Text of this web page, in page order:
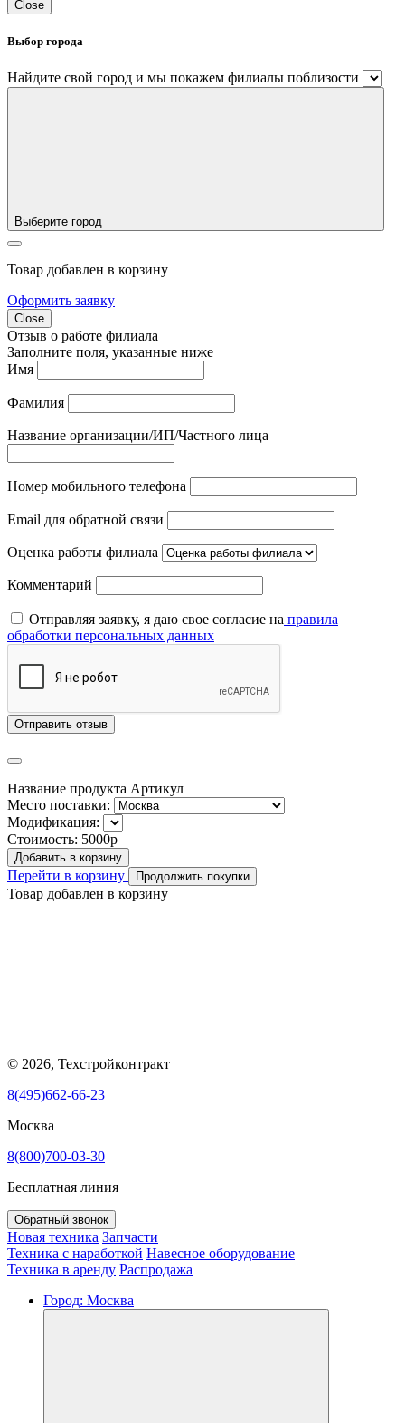
Close
Выбор города
Найдите свой город и мы покажем филиалы поблизости
Выберите город
Товар добавлен в корзину
Оформить заявку
Close
Отзыв о работе филиала
Заполните поля, указанные ниже
Имя
Фамилия
Название организации/ИП/Частного лица
Номер мобильного телефона
Email для обратной связи
Оценка работы филиала
Комментарий
Отправляя заявку, я даю свое согласие на правила
обработки персональных данных
Отправить отзыв
Название продукта Артикул
Место поставки:
Модификация:
Стоимость: 5000р
Добавить в корзину
Перейти в корзину Продолжить покупки
Товар добавлен в корзину
© 2026, Техстройконтракт
8(495)662-66-23
Москва
8(800)700-03-30
Бесплатная линия
Обратный звонок
Новая техника Запчасти
Техника с наработкой Навесное оборудование
Техника в аренду Распродажа
Город: Москва